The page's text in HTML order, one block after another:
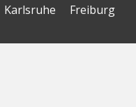
Karlsruhe Freiburg